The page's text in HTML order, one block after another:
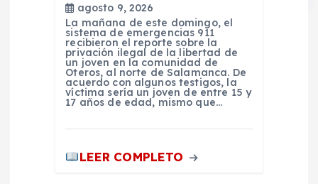
agosto 9, 2026
La mañana de este domingo, el
sistema de emergencias 911
recibieron el reporte sobre la
privación ilegal de la libertad de
un joven en la comunidad de
Oteros, al norte de Salamanca. De
acuerdo con algunos testigos, la
víctima sería un joven de entre 15 y
17 años de edad, mismo que…
LEER COMPLETO